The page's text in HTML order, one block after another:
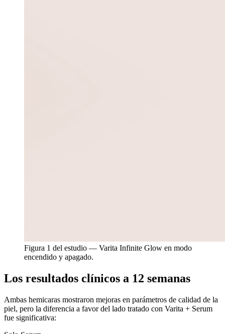
Figura 1 del estudio — Varita Infinite Glow en modo
encendido y apagado.
Los resultados clínicos a 12 semanas
Ambas hemicaras mostraron mejoras en parámetros de calidad de la
piel, pero la diferencia a favor del lado tratado con Varita + Serum
fue significativa: